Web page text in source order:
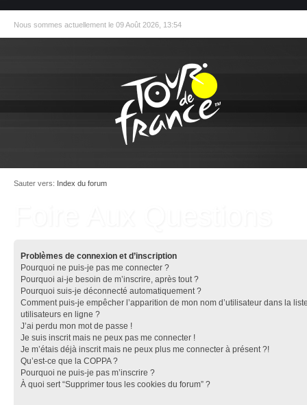
Nous sommes actuellement le 09 Août 2026, 13:54
Sauter vers: Index du forum
Problèmes de connexion et d’inscription
Pourquoi ne puis-je pas me connecter ?
Pourquoi ai-je besoin de m’inscrire, après tout ?
Pourquoi suis-je déconnecté automatiquement ?
Comment puis-je empêcher l’apparition de mon nom d’utilisateur dans la
utilisateurs en ligne ?
J’ai perdu mon mot de passe !
Je suis inscrit mais ne peux pas me connecter !
Je m’étais déjà inscrit mais ne peux plus me connecter à présent ?!
Qu’est-ce que la COPPA ?
Pourquoi ne puis-je pas m’inscrire ?
À quoi sert “Supprimer tous les cookies du forum” ?